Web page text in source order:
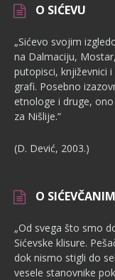
O SIĆEVU
„Sićevo svojim
na Dalmaciju,
putopisci, književnici
grafi. Posebno
etnologe i dru­ge,
za Nišlije.“
(D. Dević, 2003.)
O
„Od svega što smo
Sićevske klisure.
dok nismo stigli do
vesele stanovnike